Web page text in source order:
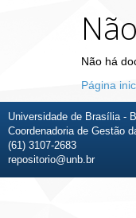
Não há
Página
Universidade de Brasília -
Coordenadoria de Gestão
(61) 3107-2683
repositorio@unb.br